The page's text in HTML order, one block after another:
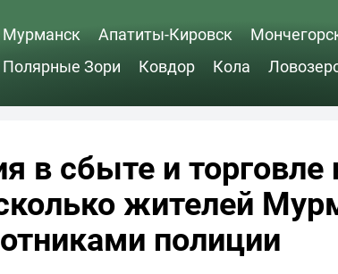
Мурманск Апатиты-Кировск
Полярные Зори
Ковдор Кола
в сбыте и
жителей
полиции